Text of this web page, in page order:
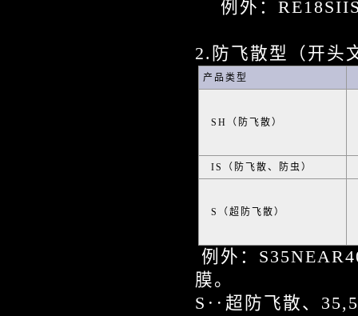
例外：
2.防飞散型（
产品类型
SH（防飞散）
IS（防飞散、防虫）
S（超防飞散）
例外：
膜。
S‥超防飞散、